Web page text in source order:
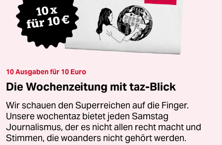
10 Ausgaben für 10 Euro
Die Wochenzeitung mit taz-Blick
Wir schauen den Superreichen auf die Finger.
Unsere wochentaz bietet jeden Samstag
Journalismus, der es nicht allen recht macht und
Stimmen, die woanders nicht gehört werden.